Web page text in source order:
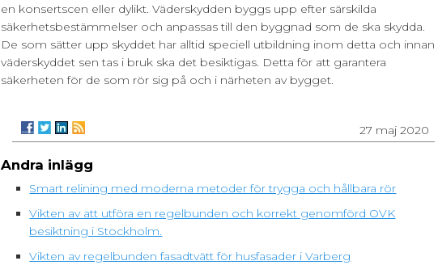
en konsertscen eller dylikt. Väderskydden byggs upp efter särskilda
säkerhetsbestämmelser och anpassas till den byggnad som de ska skydda.
De som sätter upp skyddet har alltid speciell utbildning inom detta och innan
väderskyddet sen tas i bruk ska det besiktigas. Detta för att garantera
säkerheten för de som rör sig på och i närheten av bygget.
27 maj 2020
Andra inlägg
Smart relining med moderna metoder för trygga och hållbara rör
Vikten av att utföra en regelbunden och korrekt genomförd OVK
besiktning i Stockholm.
Vikten av regelbunden fasadtvätt för husfasader i Varberg